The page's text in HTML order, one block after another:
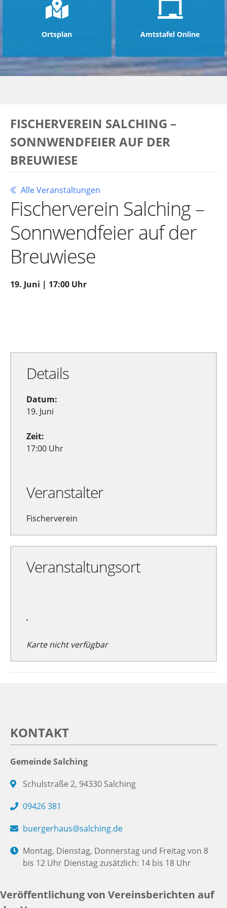
Ortsplan Amtstafel Online
FISCHERVEREIN SALCHING –
SONNWENDFEIER AUF DER
BREUWIESE
Alle Veranstaltungen
Fischerverein Salching –
Sonnwendfeier auf der
Breuwiese
19. Juni | 17:00 Uhr
Details
Datum:
19. Juni
Zeit:
17:00 Uhr
Veranstalter
Fischerverein
Veranstaltungsort
,
Karte nicht verfügbar
KONTAKT
Gemeinde Salching
Schulstraße 2, 94330 Salching
09426 381
buergerhaus@salching.de
Montag, Dienstag, Donnerstag und Freitag von 8
bis 12 Uhr Dienstag zusätzlich: 14 bis 18 Uhr
Veröffentlichung von Vereinsberichten auf